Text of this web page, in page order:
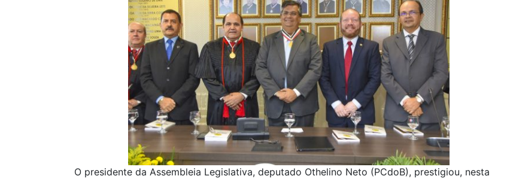
O presidente da Assembleia Legislativa, deputado Othelino Neto (PCdoB), prestigiou, nesta